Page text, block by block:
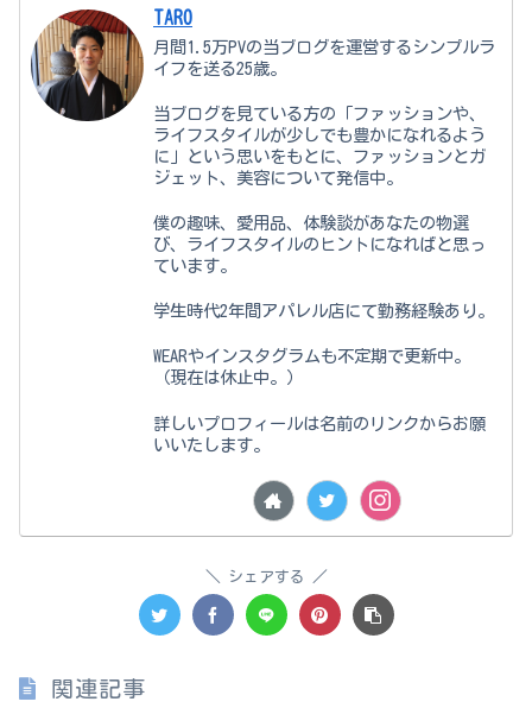
TARO
月間1.5万PVの当ブログを運営するシンプルラ
イフを送る25歳。
当ブログを見ている方の「ファッションや、
ライフスタイルが少しでも豊かになれるよう
に」という思いをもとに、ファッションとガ
ジェット、美容について発信中。
僕の趣味、愛用品、体験談があなたの物選
び、ライフスタイルのヒントになればと思っ
ています。
学生時代2年間アパレル店にて勤務経験あり。
WEARやインスタグラムも不定期で更新中。
（現在は休止中。）
詳しいプロフィールは名前のリンクからお願
いいたします。
シェアする
関連記事